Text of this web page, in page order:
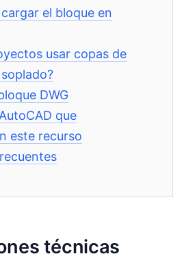
el bloque en
usar copas de
DWG
que
este recurso
técnicas